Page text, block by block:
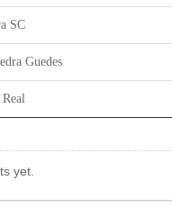
SC
Guedes
yet.